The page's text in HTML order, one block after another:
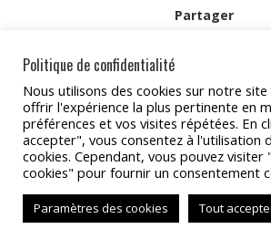
Partager
Partager
sur
Facebook
Partager
sur
X
sur
Pinterest
Copyright 2022 - TAT
BAS
Politique de confidentialité
Nous utilisons des cookies sur notre
offrir l'expérience la plus pertinente en
préférences et vos visites répétées. En
accepter", vous consentez à l'utilisation
cookies. Cependant, vous pouvez visiter
cookies" pour fournir un consentement
Paramètres des cookies Tout